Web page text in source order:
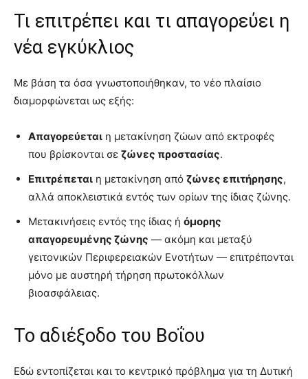
Τι επιτρέπει και τι απαγορεύει η
νέα εγκύκλιος
Με βάση τα όσα γνωστοποιήθηκαν, το νέο πλαίσιο
διαμορφώνεται ως εξής:
Απαγορεύεται η μετακίνηση ζώων από εκτροφές
που βρίσκονται σε ζώνες προστασίας.
Επιτρέπεται η μετακίνηση από ζώνες επιτήρησης,
αλλά αποκλειστικά εντός των ορίων της ίδιας ζώνης.
Μετακινήσεις εντός της ίδιας ή όμορης
απαγορευμένης ζώνης — ακόμη και μεταξύ
γειτονικών Περιφερειακών Ενοτήτων — επιτρέπονται
μόνο με αυστηρή τήρηση πρωτοκόλλων
βιοασφάλειας.
Το αδιέξοδο του Βοΐου
Εδώ εντοπίζεται και το κεντρικό πρόβλημα για τη Δυτική